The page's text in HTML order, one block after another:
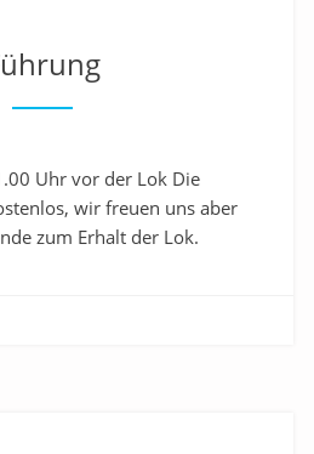
Uhr vor der Lok Die
wir freuen uns aber
zum Erhalt der Lok.